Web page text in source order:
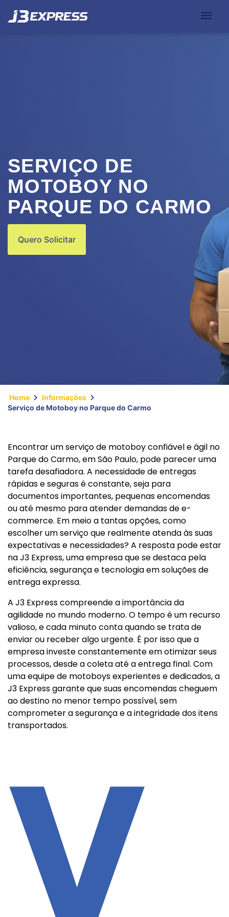
SERVIÇO DE
MOTOBOY NO
PARQUE DO CARMO
Quero Solicitar
Home
Informações
Serviço de Motoboy no Parque do Carmo
Encontrar um serviço de motoboy confiável e ágil no
Parque do Carmo, em São Paulo, pode parecer uma
tarefa desafiadora. A necessidade de entregas
rápidas e seguras é constante, seja para
documentos importantes, pequenas encomendas
ou até mesmo para atender demandas de e-
commerce. Em meio a tantas opções, como
escolher um serviço que realmente atenda às suas
expectativas e necessidades? A resposta pode estar
na J3 Express, uma empresa que se destaca pela
eficiência, segurança e tecnologia em soluções de
entrega expressa.
A J3 Express compreende a importância da
agilidade no mundo moderno. O tempo é um recurso
valioso, e cada minuto conta quando se trata de
enviar ou receber algo urgente. É por isso que a
empresa investe constantemente em otimizar seus
processos, desde a coleta até a entrega final. Com
uma equipe de motoboys experientes e dedicados, a
J3 Express garante que suas encomendas cheguem
ao destino no menor tempo possível, sem
comprometer a segurança e a integridade dos itens
transportados.
V